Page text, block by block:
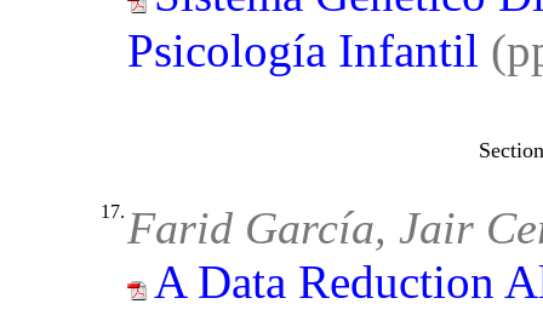
Psicología Infantil
17. Farid García, Jair
A Data Reduction